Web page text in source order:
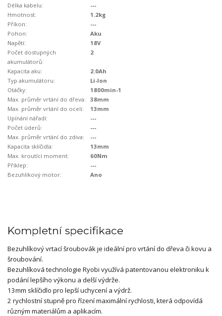
Délka kabelu:
---
Hmotnost:
1.2kg
Příkon:
---
Pohon:
Aku
Napětí:
18V
Počet dostupných
akumulátorů:
2
Kapacita aku:
2.0Ah
Typ akumulátoru:
Li-Ion
Otáčky:
1800min-1
Max. průměr vrtání do dřeva:
38mm
Max. průměr vrtání do oceli:
13mm
Upínání nářadí:
---
Počet úderů:
---
Max. průměr vrtání do zdiva:
---
Kapacita sklíčidla:
13mm
Max. kroutící moment:
60Nm
Příklep:
---
Bezuhlíkový motor:
Ano
Kompletní specifikace
Bezuhlíkový vrtací šroubovák je ideální pro vrtání do dřeva či kovu a
šroubování.
Bezuhlíková technologie Ryobi využívá patentovanou elektroniku k
podání lepšího výkonu a delší výdrže.
13mm sklíčidlo pro lepší uchycení a výdrž.
2 rychlostní stupně pro řízení maximální rychlosti, která odpovídá
různým materiálům a aplikacím.